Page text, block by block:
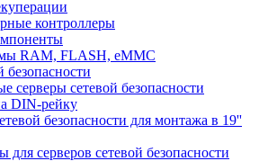
контроллеры
RAM, FLASH, eMMC
безопасности
серверы сетевой безопасности
DIN-рейку
безопасности для монтажа в 19''
для серверов сетевой безопасности